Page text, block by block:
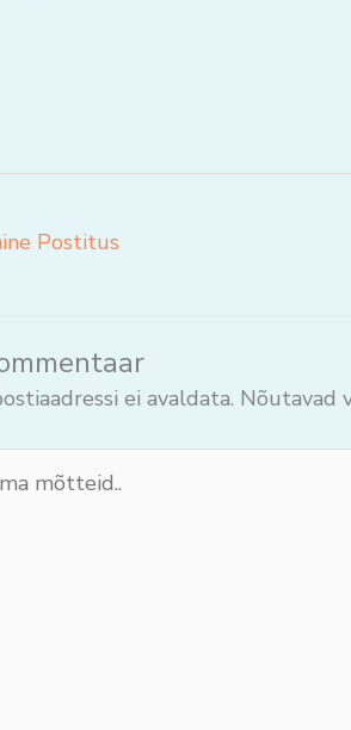
Postitus
ei avaldata. Nõutavad